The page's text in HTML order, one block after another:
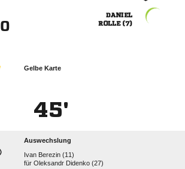

 

Gelbe Karte
45'
Auswechslung
  
für  